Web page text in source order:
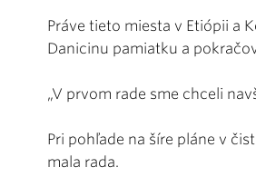
Práve tieto miesta v Etiópii a
Danicinu pamiatku a
„V prvom rade sme chceli
Pri pohľade na šíre pláne v
mala rada.